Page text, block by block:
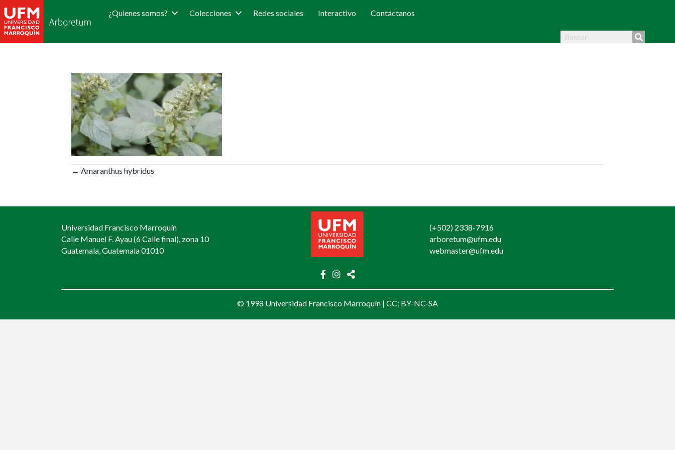
¿Quienes somos? Colecciones Redes sociales Interactivo Contáctanos
Posts
← Amaranthus hybridus
Universidad Francisco Marroquín
Calle Manuel F. Ayau (6 Calle final), zona 10
Guatemala, Guatemala 01010
(+502) 2338-7916
arboretum@ufm.edu
webmaster@ufm.edu
© 1998 Universidad Francisco Marroquín | CC: BY-NC-SA